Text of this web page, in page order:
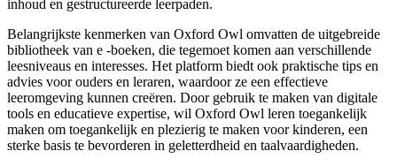
inhoud en gestructureerde leerpaden.
Belangrijkste kenmerken van Oxford Owl omvatten de uitgebreide
bibliotheek van e -boeken, die tegemoet komen aan verschillende
leesniveaus en interesses. Het platform biedt ook praktische tips en
advies voor ouders en leraren, waardoor ze een effectieve
leeromgeving kunnen creëren. Door gebruik te maken van digitale
tools en educatieve expertise, wil Oxford Owl leren toegankelijk
maken om toegankelijk en plezierig te maken voor kinderen, een
sterke basis te bevorderen in geletterdheid en taalvaardigheden.